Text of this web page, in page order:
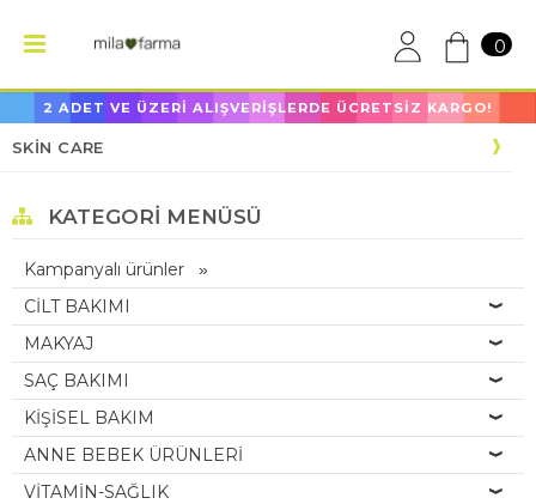
0
2 ADET VE ÜZERİ ALIŞVERİŞLERDE ÜCRETSİZ KARGO!
SKİN CARE
KATEGORI MENÜSÜ
Kampanyalı ürünler
CİLT BAKIMI
MAKYAJ
SAÇ BAKIMI
KİŞİSEL BAKIM
ANNE BEBEK ÜRÜNLERİ
VİTAMİN-SAĞLIK